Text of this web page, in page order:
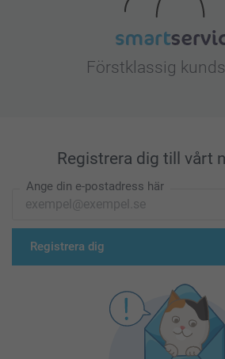
Förstklassig
Registrera dig till vårt
Ange din e-postadress här
Registrera dig